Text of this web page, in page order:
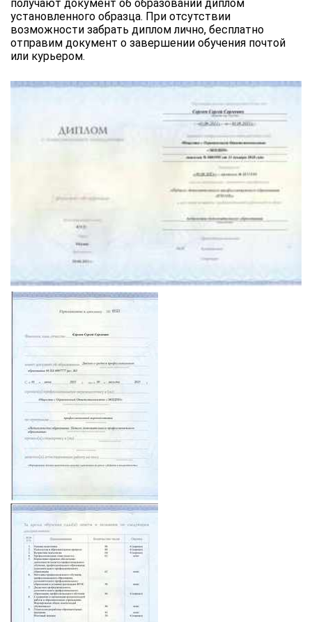
получают документ об образовании диплом
установленного образца. При отсутствии
возможности забрать диплом лично, бесплатно
отправим документ о завершении обучения почтой
или курьером.